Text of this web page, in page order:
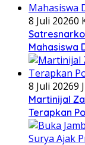
8 Juli 20260
Mahasiswa
8 Juli 20269
Martinijal
Terapkan